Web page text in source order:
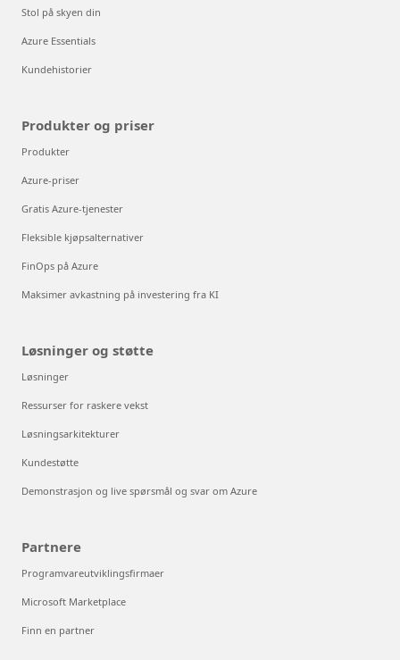
Stol på skyen din
Azure Essentials
Kundehistorier
Produkter og priser
Produkter
Azure-priser
Gratis Azure-tjenester
Fleksible kjøpsalternativer
FinOps på Azure
Maksimer avkastning på investering fra KI
Løsninger og støtte
Løsninger
Ressurser for raskere vekst
Løsningsarkitekturer
Kundestøtte
Demonstrasjon og live spørsmål og svar om Azure
Partnere
Programvareutviklingsfirmaer
Microsoft Marketplace
Finn en partner